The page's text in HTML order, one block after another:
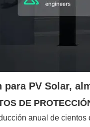
para PV Solar,
DE
anual de